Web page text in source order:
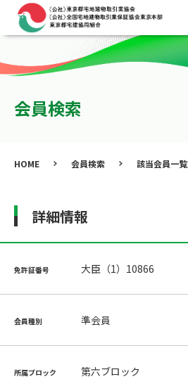
会員検索
HOME 会員検索 該当会員一覧
詳細情報
免許証番号 大臣（1）10866
会員種別 準会員
所属ブロック 第六ブロック